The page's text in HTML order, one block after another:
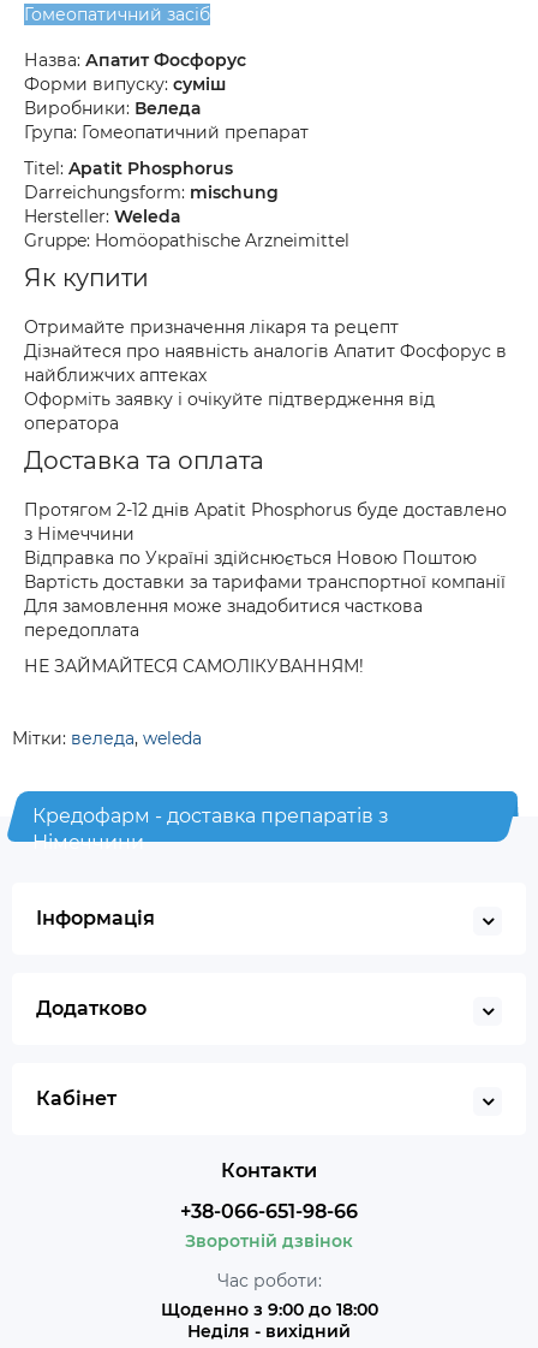
Гомеопатичний засіб
Назва: Апатит Фосфорус
Форми випуску: суміш
Виробники: Веледа
Група: Гомеопатичний препарат
Titel: Apatit Phosphorus
Darreichungsform: mischung
Hersteller: Weleda
Gruppe: Homöopathische Arzneimittel
Як купити
Отримайте призначення лікаря та рецепт
Дізнайтеся про наявність аналогів Апатит Фосфорус в
найближчих аптеках
Оформіть заявку і очікуйте підтвердження від
оператора
Доставка та оплата
Протягом 2-12 днів Apatit Phosphorus буде доставлено
з Німеччини
Відправка по Україні здійснюється Новою Поштою
Вартість доставки за тарифами транспортної компанії
Для замовлення може знадобитися часткова
передоплата
НЕ ЗАЙМАЙТЕСЯ САМОЛІКУВАННЯМ!
Мітки: веледа, weleda
Кредофарм - доставка препаратів з
Німеччини
Інформація
Додатково
Кабінет
Контакти
+38-066-651-98-66
Зворотній дзвінок
Час роботи:
Щоденно з 9:00 до 18:00
Неділя - вихідний